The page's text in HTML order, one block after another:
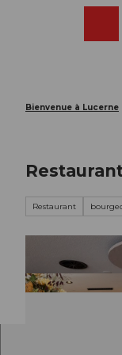
Bienvenue à Lucerne
Restaurant